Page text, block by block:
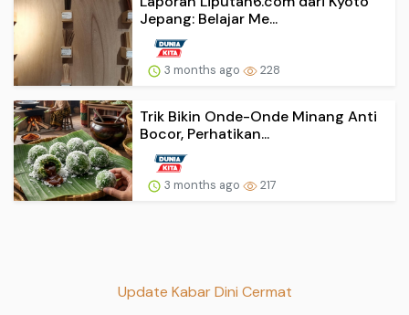
Jepang: Belajar Me...
3 months ago 228
Trik Bikin Onde-Onde Minang Anti
Bocor, Perhatikan...
3 months ago 217
Update Kabar Dini Cermat